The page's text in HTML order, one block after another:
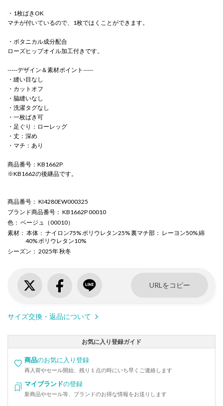
・1枚ばきOK
マチが付いているので、1枚ではくことができます。
・ボタニカル成分配合
ローズヒップオイル加工付きです。
-----デザイン＆素材ポイント-----
・縫い目なし
・カットオフ
・脇縫いなし
・洗濯タグなし
・一枚ばき可
・足ぐり：ローレッグ
・丈：深め
・マチ：あり
商品番号：KB1662P
※KB1662の後継品です。
商品番号 ： KI4280EW000325
ブランド商品番号 ： KB1662P 00010
色 ： ベージュ（00010）
素材 ： 本体： ナイロン75% ポリウレタン25% 裏マチ部： レーヨン50% 綿
40% ポリウレタン10%
シーズン ： 2025年 秋冬
URLをコピー
サイズ交換・返品について
お気に入り登録ガイド
商品のお気に入り登録
再入荷やセール開始、残り１点の時にいち早くご連絡します
マイブランドの登録
新商品やセール等、ブランドのお得な情報をお送りします